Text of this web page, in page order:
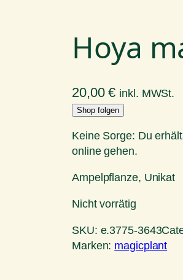
Hoya
20,00€ inkl. MWSt.
Shop folgen
Keine Sorge: Du
online gehen.
Ampelpflanze, Unikat
Nicht vorrätig
SKU: e.3775-3643
Marken: magicplant